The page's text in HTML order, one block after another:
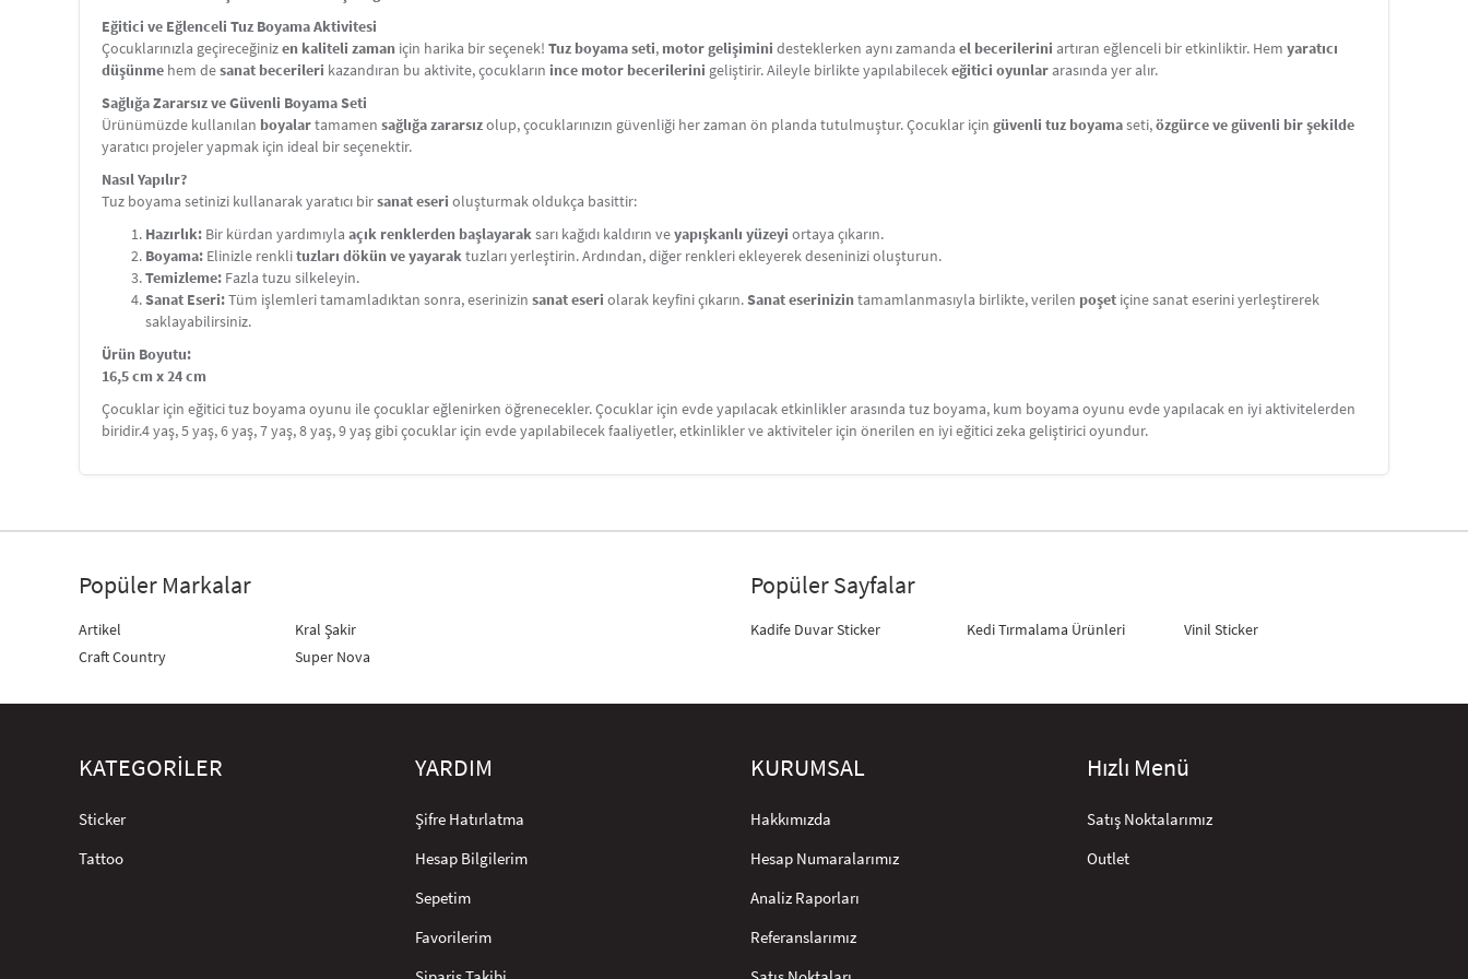
Eğitici ve Eğlenceli Tuz Boyama Aktivitesi
Çocuklarınızla geçireceğinizen kaliteli zaman için harika bir seçenek! Tuz boyama seti, motor gelişimini desteklerken aynı zamanda el becerilerini artıran eğlenceli bir etkinliktir. Hem yaratıcı
düşünme hem desanat becerileri kazandıran bu aktivite, çocukların ince motor becerilerini geliştirir. Aileyle birlikte yapılabilecekeğitici oyunlararasında yer alır.
Sağlığa Zararsız ve Güvenli Boyama Seti
Ürünümüzde kullanılan boyalartamamen sağlığa zararsızolup, çocuklarınızın güvenliği her zaman ön planda tutulmuştur. Çocuklar için güvenli tuz boyamaseti,özgürce ve güvenli bir şekilde
yaratıcı projeler yapmak için ideal bir seçenektir.
Nasıl Yapılır?
Tuz boyama setinizi kullanarak yaratıcı birsanat eseri oluşturmak oldukça basittir:
Hazırlık: Bir kürdan yardımıyla açık renklerden başlayaraksarı kağıdı kaldırın veyapışkanlı yüzeyi ortaya çıkarın.
Boyama: Elinizle renklituzları dökün ve yayaraktuzları yerleştirin. Ardından, diğer renkleri ekleyerek deseninizi oluşturun.
Temizleme: Fazla tuzu silkeleyin.
Sanat Eseri:Tüm işlemleri tamamladıktan sonra, eserinizin sanat eseri olarak keyfini çıkarın.Sanat eserinizintamamlanmasıyla birlikte, verilen poşet içine sanat eserini yerleştirerek
saklayabilirsiniz.
Ürün Boyutu:
16,5 cm x 24 cm
Çocuklar için eğitici tuz boyama oyunu ile çocuklar eğlenirken öğrenecekler. Çocuklar için evde yapılacak etkinlikler arasında tuz boyama, kum boyama oyunu evde yapılacak en iyi aktivitelerden
biridir.4 yaş, 5 yaş, 6 yaş, 7 yaş, 8 yaş, 9 yaş gibi çocuklar için evde yapılabilecek faaliyetler, etkinlikler ve aktiviteler için önerilen en iyi eğitici zeka geliştirici oyundur.
Popüler Markalar
Artikel
Craft Country
Kral Şakir
Super Nova
Popüler Sayfalar
Kadife Duvar Sticker Kedi Tırmalama Ürünleri Vinil Sticker
KATEGORİLER
Sticker
Tattoo
YARDIM
Şifre Hatırlatma
Hesap Bilgilerim
Sepetim
Favorilerim
KURUMSAL
Hakkımızda
Hesap Numaralarımız
Analiz Raporları
Referanslarımız
Hızlı Menü
Satış Noktalarımız
Outlet